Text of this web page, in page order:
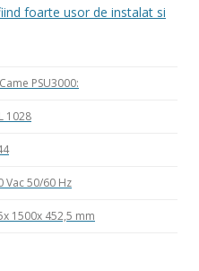
foarte usor de instalat si
PSU3000:
1028
Vac 50/60 Hz
1500x 452,5 mm